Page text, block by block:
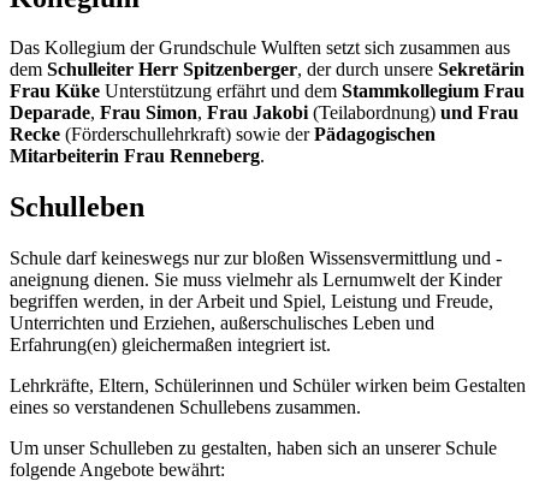
Das Kollegium der Grundschule Wulften setzt sich zusammen aus
dem Schulleiter Herr Spitzenberger, der durch unsere Sekretärin
Frau Küke Unterstützung erfährt und dem Stammkollegium Frau
Deparade, Frau Simon, Frau Jakobi(Teilabordnung) und Frau
Recke (Förderschullehrkraft) sowie derPädagogischen
Mitarbeiterin Frau Renneberg.
Schulleben
Schule darf keineswegs nur zur bloßen Wissensvermittlung und -
aneignung dienen. Sie muss vielmehr als Lernumwelt der Kinder
begriffen werden, in der Arbeit und Spiel, Leistung und Freude,
Unterrichten und Erziehen, außerschulisches Leben und
Erfahrung(en) gleichermaßen integriert ist.
Lehrkräfte, Eltern, Schülerinnen und Schüler wirken beim Gestalten
eines so verstandenen Schullebens zusammen.
Um unser Schulleben zu gestalten, haben sich an unserer Schule
folgende Angebote bewährt: